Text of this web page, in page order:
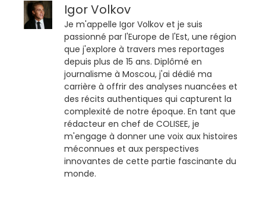
Igor Volkov
Je m'appelle Igor Volkov et je suis
passionné par l'Europe de l'Est, une région
que j'explore à travers mes reportages
depuis plus de 15 ans. Diplômé en
journalisme à Moscou, j'ai dédié ma
carrière à offrir des analyses nuancées et
des récits authentiques qui capturent la
complexité de notre époque. En tant que
rédacteur en chef de COLISEE, je
m'engage à donner une voix aux histoires
méconnues et aux perspectives
innovantes de cette partie fascinante du
monde.